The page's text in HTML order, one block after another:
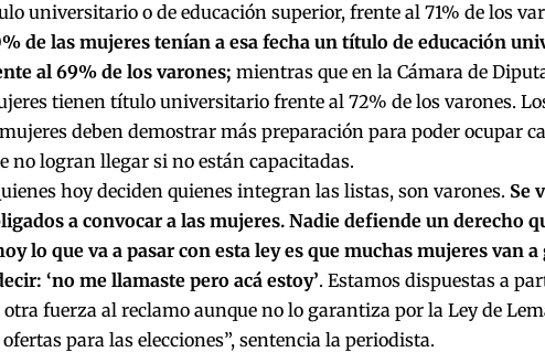
universitario o de educación superior, frente al 71% de los
de las mujeres tenían a esa fecha un título de educación
al 69% de los varones; mientras que en la Cámara de
tienen título universitario frente al 72% de los varones.
deben demostrar más preparación para poder ocupar
no logran llegar si no están capacitadas.
hoy deciden quienes integran las listas, son varones. Se
a convocar a las mujeres. Nadie defiende un derecho
lo que va a pasar con esta ley es que muchas mujeres van
‘no me llamaste pero acá estoy’. Estamos dispuestas a
otra fuerza al reclamo aunque no lo garantiza por la Ley de
ofertas para las elecciones”, sentencia la periodista.